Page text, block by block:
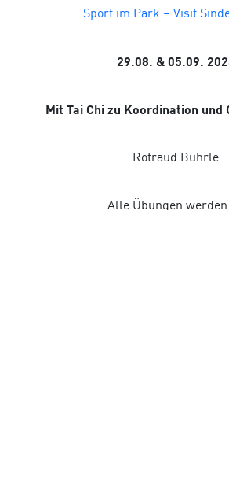
Sport im Park – Visit
29.08. & 05.09.
Mit Tai Chi zu Koordination und
Rotraud Bührle
Alle Übungen